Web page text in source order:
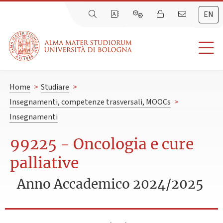
EN
Home > Studiare >
Insegnamenti, competenze trasversali, MOOCs >
Insegnamenti
99225 - Oncologia e cure
palliative
Anno Accademico 2024/2025